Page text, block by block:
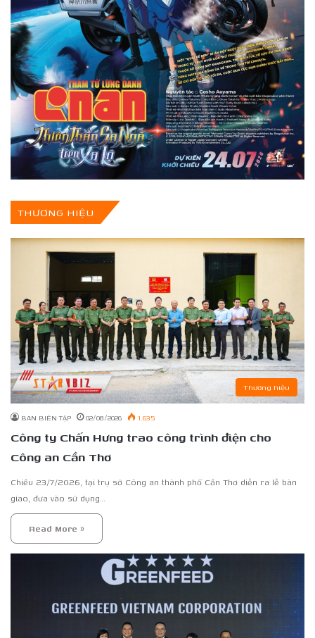
THƯƠNG HIỆU
Thương hiệu
BAN BIÊN TẬP 02/08/2026 1.635
Công ty Chấn Hưng trao công trình điện cho
Công an Cần Thơ
Chiều 23/7/2026, tại trụ sở Công an thành phố Cần Thơ diễn ra lễ bàn
giao, đưa vào sử dụng…
Read More »